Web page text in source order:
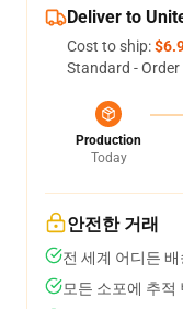
Deliver to
Cost to ship:
Standard -
Production
Today
안전한 거래
전 세계 어디든 배
모든 소포에 추적